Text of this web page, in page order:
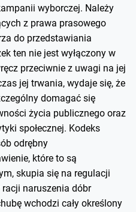
wyborczej. Należy
z prawa prasowego
do przedstawiania
ten nie jest wyłączony w
przeciwnie z uwagi na jej
jej trwania, wydaje się, że
domagać się
życia publicznego oraz
społecznej. Kodeks
odrębny
które to są
skupia się na regulacji
naruszenia dóbr
wchodzi cały określony